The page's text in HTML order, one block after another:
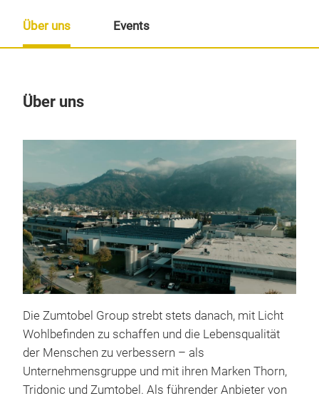
Über uns
Die Zumtobel Group strebt stets danach, mit Licht
Wohlbefinden zu schaffen und die Lebensqualität
der Menschen zu verbessern – als
Unternehmensgruppe und mit ihren Marken Thorn,
Tridonic und Zumtobel. Als führender Anbieter von
Über uns Events